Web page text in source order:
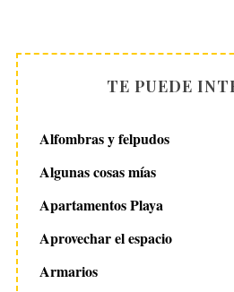
TE PUEDE
Alfombras y felpudos
Algunas cosas mías
Apartamentos Playa
Aprovechar el espacio
Armarios